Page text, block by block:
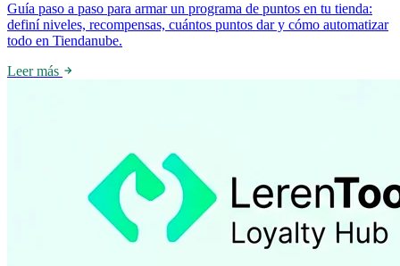
Guía paso a paso para armar un programa de puntos en tu tienda:
definí niveles, recompensas, cuántos puntos dar y cómo automatizar
todo en Tiendanube.
Leer más